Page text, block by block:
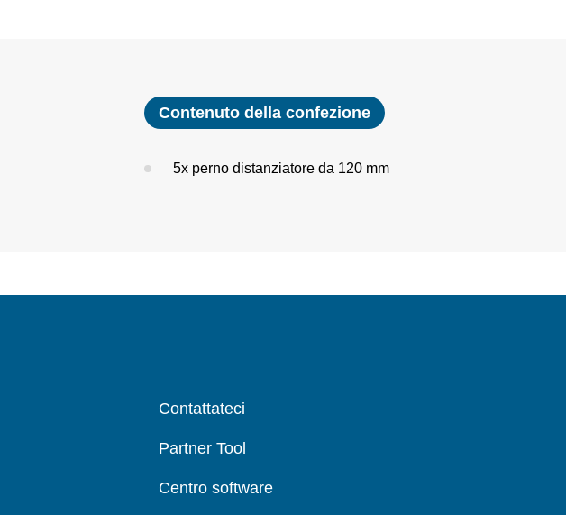
Contenuto della confezione
5x perno distanziatore da 120 mm
Contattateci
Partner Tool
Centro software